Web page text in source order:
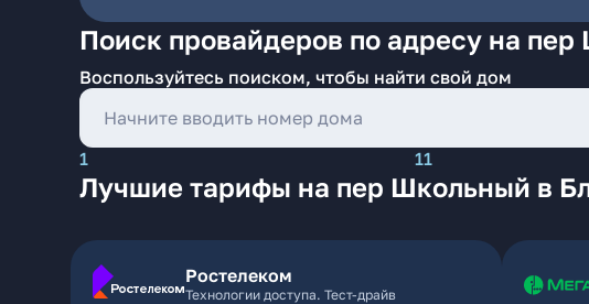
Поиск провайдеров по адресу на
Воспользуйтесь поиском, чтобы найти свой дом
1 11
Лучшие тарифы на пер Школьный в
Ростелеком
Технологии доступа. Тест-драйв